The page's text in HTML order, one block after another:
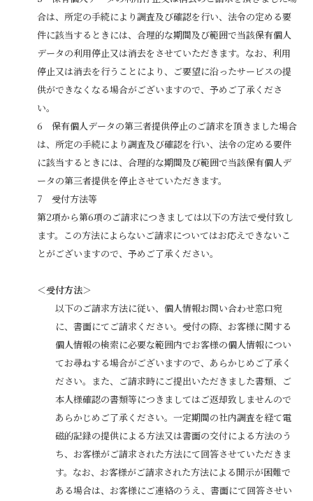
合は、所定の手続により調査及び確認を行い、法令の定める要
件に該当するときには、合理的な期間及び範囲で当該保有個人
データの利用停止又は消去をさせていただきます。なお、利用
停止又は消去を行うことにより、ご要望に沿ったサービスの提
供ができなくなる場合がございますので、予めご了承くださ
い。
保有個人データの第三者提供停止のご請求を頂きました場合
は、所定の手続により調査及び確認を行い、法令の定める要件
に該当するときには、合理的な期間及び範囲で当該保有個人デ
ータの第三者提供を停止させていただきます。
受付方法等
第2項から第6項のご請求につきましては以下の方法で受付致し
ます。この方法によらないご請求についてはお応えできないこ
とがございますので、予めご了承ください。
＜受付方法＞
以下のご請求方法に従い、個人情報お問い合わせ窓口宛
に、書面にてご請求ください。受付の際、お客様に関する
個人情報の検索に必要な範囲内でお客様の個人情報につい
てお尋ねする場合がございますので、あらかじめご了承く
ださい。また、ご請求時にご提出いただきました書類、ご
本人様確認の書類等につきましてはご返却致しませんので
あらかじめご了承ください。一定期間の社内調査を経て電
磁的記録の提供による方法又は書面の交付による方法のう
ち、お客様がご請求された方法にて回答させていただきま
す。なお、お客様がご請求された方法による開示が困難で
ある場合は、お客様にご連絡のうえ、書面にて回答させい